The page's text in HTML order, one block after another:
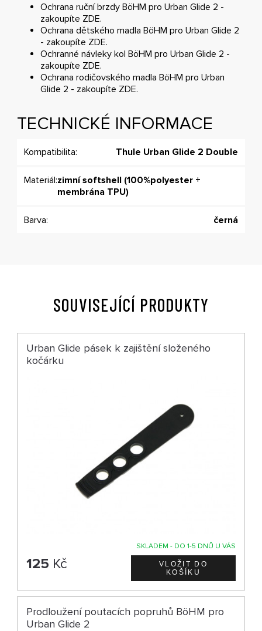
Ochrana ruční brzdy BöHM pro Urban Glide 2 -
zakoupíte ZDE.
Ochrana dětského madla BöHM pro Urban Glide 2
- zakoupíte ZDE.
Ochranné návleky kol BöHM pro Urban Glide 2 -
zakoupíte ZDE.
Ochrana rodičovského madla BöHM pro Urban
Glide 2 - zakoupíte ZDE.
TECHNICKÉ INFORMACE
Kompatibilita: Thule Urban Glide 2 Double
Materiál:zimní softshell (100%polyester +
membrána TPU)
Barva: černá
SOUVISEJÍCÍ PRODUKTY
Urban Glide pásek k zajištění složeného
kočárku
SKLADEM - DO 1-5 DNŮ U VÁS
125 Kč
Prodloužení poutacích popruhů BöHM pro
Urban Glide 2